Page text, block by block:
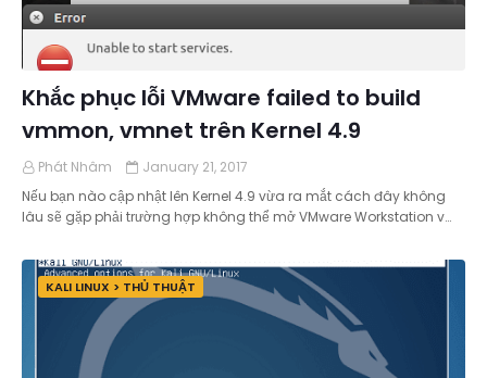
Khắc phục lỗi VMware failed to build
vmmon, vmnet trên Kernel 4.9
Phát Nhâm
January 21, 2017
Nếu bạn nào cập nhật lên Kernel 4.9 vừa ra mắt cách đây không
lâu sẽ gặp phải trường hợp không thể mở VMware Workstation v…
KALI LINUX > THỦ THUẬT